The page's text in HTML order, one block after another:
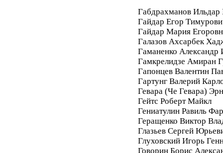
Габдрахманов Ильдар
Гайдар Егор
Гайдар Мария
Галазов Ахсарбек
Гаманенко Александр
Гамкрелидзе Амиран
Гапонцев Валентин
Гартунг Валерий
Гевара (Че Гевара)
Гейтс Роберт Майкл
Гениатулин Равиль
Геращенко Виктор
Глазьев Сергей
Глуховский Игорь
Говорин Борис